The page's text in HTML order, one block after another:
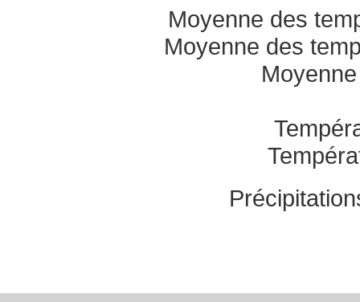
Moyenne des
Moyenne des